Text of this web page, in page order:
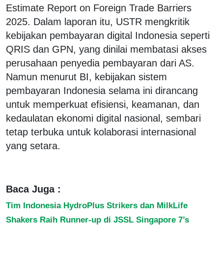
Estimate Report on Foreign Trade Barriers
2025. Dalam laporan itu, USTR mengkritik
kebijakan pembayaran digital Indonesia seperti
QRIS dan GPN, yang dinilai membatasi akses
perusahaan penyedia pembayaran dari AS.
Namun menurut BI, kebijakan sistem
pembayaran Indonesia selama ini dirancang
untuk memperkuat efisiensi, keamanan, dan
kedaulatan ekonomi digital nasional, sembari
tetap terbuka untuk kolaborasi internasional
yang setara.
Baca Juga :
Tim Indonesia HydroPlus Strikers dan MilkLife
Shakers Raih Runner-up di JSSL Singapore 7’s